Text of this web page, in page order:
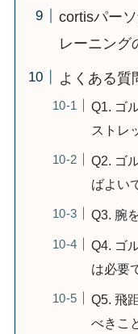
cortisパー
レーニング
よくある質
Q1. ゴ
ストレ
Q2. ゴ
ばよい
Q3. 腕
Q4. ゴ
は必要
Q5. 飛
べきこ